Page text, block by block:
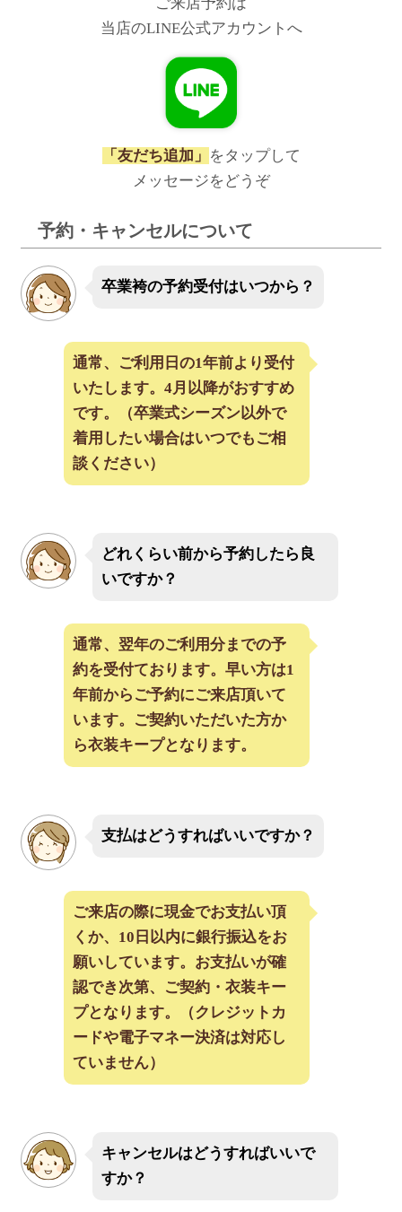
当店のLINE公式アカウントへ
「友だち追加」 をタップして
メッセージをどうぞ
予約・キャンセルについて
卒業袴の予約受付はいつから？
通常、ご利用日の1年前より受付
いたします。4月以降がおすすめ
です。（卒業式シーズン以外で
着用したい場合はいつでもご相
談ください）
どれくらい前から予約したら良
いですか？
通常、翌年のご利用分までの予
約を受付ております。早い方は1
年前からご予約にご来店頂いて
います。ご契約いただいた方か
ら衣装キープとなります。
支払はどうすればいいですか？
ご来店の際に現金でお支払い頂
くか、10日以内に銀行振込をお
願いしています。お支払いが確
認でき次第、ご契約・衣装キー
プとなります。（クレジットカ
ードや電子マネー決済は対応し
ていません）
キャンセルはどうすればいいで
すか？